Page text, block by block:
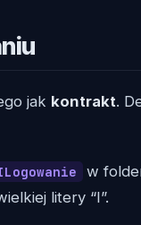
jak kontrakt.
w
litery “I”.